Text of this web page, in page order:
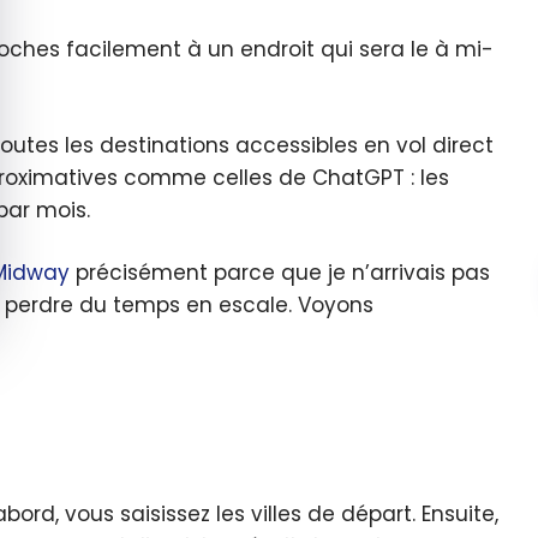
facilement à un endroit qui sera le à mi-
les destinations accessibles en vol direct
comme celles de ChatGPT : les
mois.
précisément parce que je n’arrivais pas
du temps en escale. Voyons
vous saisissez les villes de départ. Ensuite,